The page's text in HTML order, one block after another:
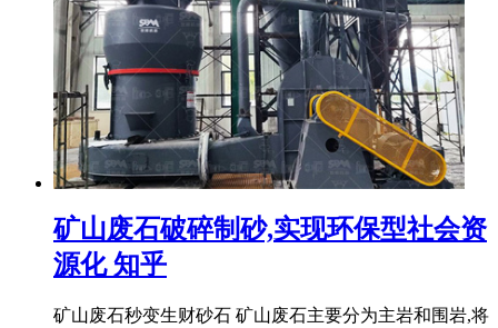
矿山废石破碎制砂,实现环保型社会资
源化 知乎
矿山废石秒变生财砂石 矿山废石主要分为主岩和围岩,将